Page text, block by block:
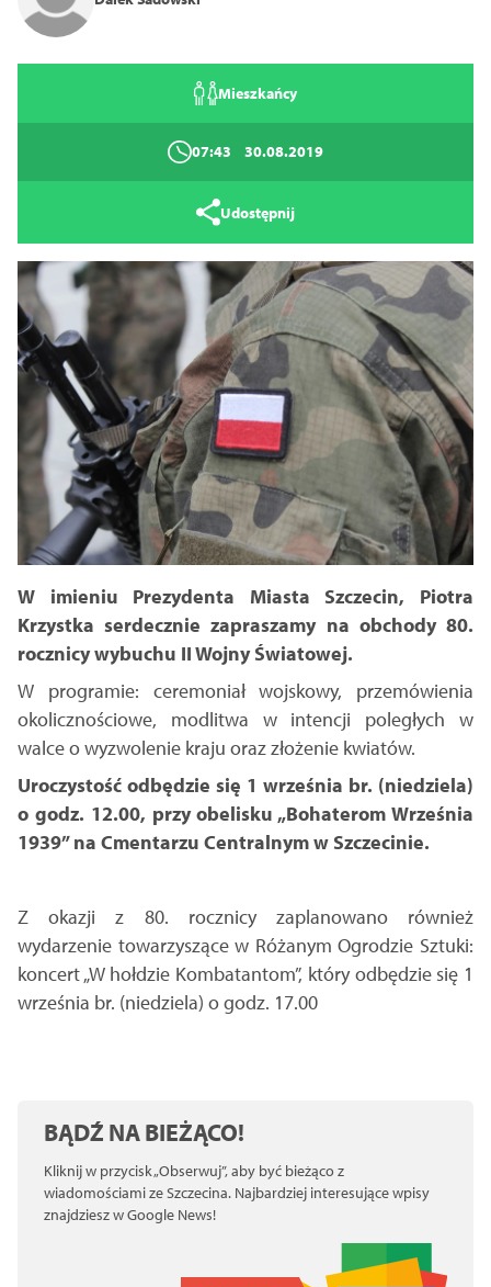
Mieszkańcy
07:43 30.08.2019
Udostępnij
W imieniu Prezydenta Miasta Szczecin, Piotra
Krzystka serdecznie zapraszamy na obchody 80.
rocznicy wybuchu II Wojny Światowej.
W programie: ceremoniał wojskowy, przemówienia
okolicznościowe, modlitwa w intencji poległych w
walce o wyzwolenie kraju oraz złożenie kwiatów.
Uroczystość odbędzie się 1 września br. (niedziela)
o godz. 12.00, przy obelisku „Bohaterom Września
1939” na Cmentarzu Centralnym w Szczecinie.
Z okazji z 80. rocznicy zaplanowano również
wydarzenie towarzyszące w Różanym Ogrodzie Sztuki:
koncert „W hołdzie Kombatantom”, który odbędzie się 1
września br. (niedziela) o godz. 17.00
BĄDŹ NA BIEŻĄCO!
Kliknij w przycisk „Obserwuj”, aby być bieżąco z
wiadomościami ze Szczecina. Najbardziej interesujące wpisy
znajdziesz w Google News!